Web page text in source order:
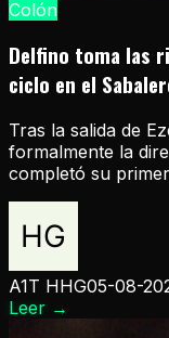
Colón
Delfino toma las
ciclo en el
Tras la salida de
formalmente la
completó su
A1T HHG05-08-
Leer →